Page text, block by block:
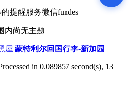
提醒服务微信fundes
内尚无主题
屋|蒙特利尔回国行李-新加园
in 0.089857 second(s), 13